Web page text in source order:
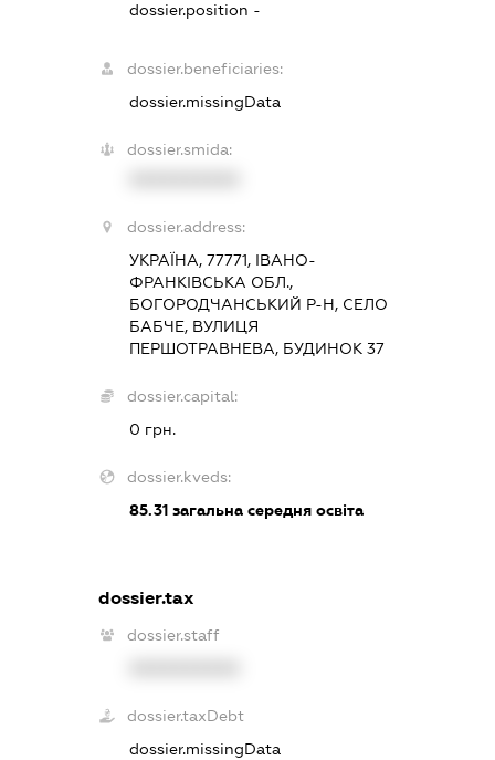
dossier.position -
dossier.beneficiaries:
dossier.missingData
dossier.smida:
dossier.address:
УКРАЇНА, 77771, ІВАНО-
ФРАНКІВСЬКА ОБЛ.,
БОГОРОДЧАНСЬКИЙ Р-Н, СЕЛО
БАБЧЕ, ВУЛИЦЯ
ПЕРШОТРАВНЕВА, БУДИНОК 37
dossier.capital:
0 грн.
dossier.kveds:
85.31загальна середня освіта
dossier.tax
dossier.staff
dossier.taxDebt
dossier.missingData